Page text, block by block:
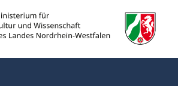
Direkt zum Inhalt
Main Menu